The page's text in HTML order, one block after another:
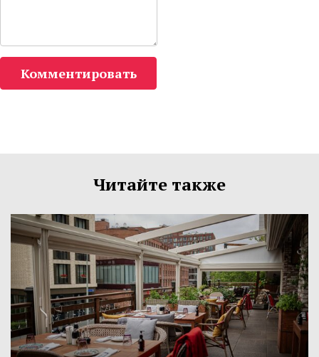
Комментировать
Читайте также